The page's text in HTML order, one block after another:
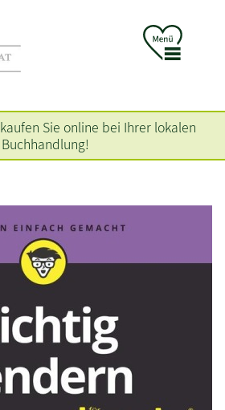
kaufen Sie online bei Ihrer lokalen
Buchhandlung!